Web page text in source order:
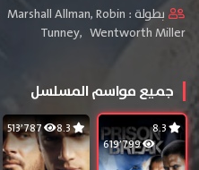
بطولة :
Marshall Allman,Robin
Tunney, Wentworth Miller
جميع مواسم المسلسل
8.3
619٬799
8.3 513٬787